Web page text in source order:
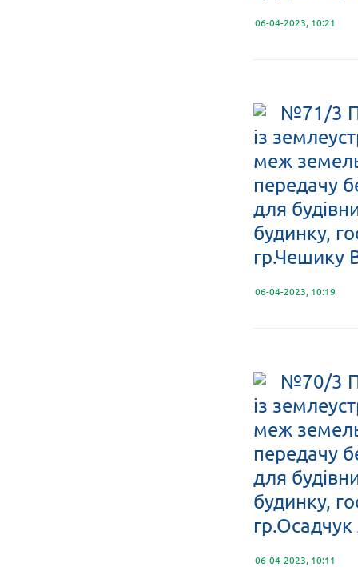
06-04-2023, 10:21
№71/3
із
меж
передачу
для
будинку,
гр.Чешику
06-04-2023, 10:19
№70/3
із
меж
передачу
для
будинку,
гр.Осадчук
06-04-2023, 10:11